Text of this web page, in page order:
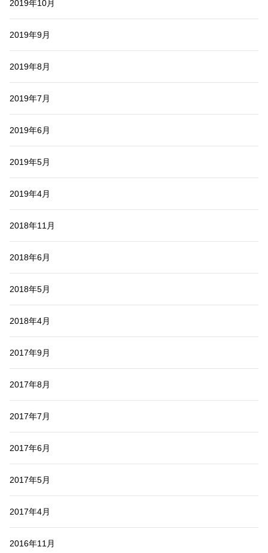
2019年10月
2019年9月
2019年8月
2019年7月
2019年6月
2019年5月
2019年4月
2018年11月
2018年6月
2018年5月
2018年4月
2017年9月
2017年8月
2017年7月
2017年6月
2017年5月
2017年4月
2016年11月